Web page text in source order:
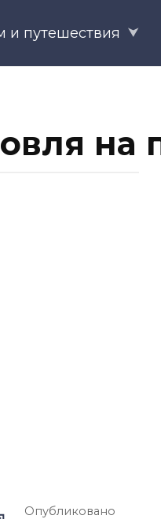
и путешествия
на
Опубликовано